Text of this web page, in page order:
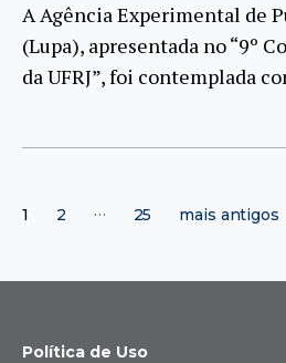
A Agência Experimental de
(Lupa), apresentada no “9º
da UFRJ”, foi contemplada
de
1 2 … 25 mais antigos
Política de Uso